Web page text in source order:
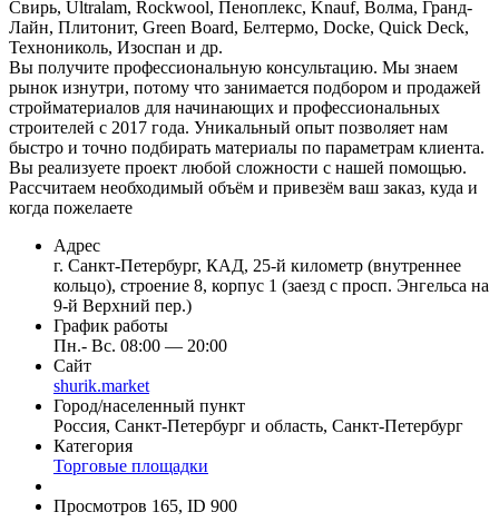
Свирь, Ultralam, Rockwool, Пеноплекс, Knauf, Волма, Гранд-
Лайн, Плитонит, Green Board, Белтермо, Docke, Quick Deck,
Технониколь, Изоспан и др.
Вы получите профессиональную консультацию. Мы знаем
рынок изнутри, потому что занимается подбором и продажей
стройматериалов для начинающих и профессиональных
строителей с 2017 года. Уникальный опыт позволяет нам
быстро и точно подбирать материалы по параметрам клиента.
Вы реализуете проект любой сложности с нашей помощью.
Рассчитаем необходимый объём и привезём ваш заказ, куда и
когда пожелаете
Адрес
г. Санкт-Петербург, КАД, 25-й километр (внутреннее
кольцо), строение 8, корпус 1 (заезд с просп. Энгельса на
9-й Верхний пер.)
График работы
Пн.- Вс. 08:00 — 20:00
Сайт
shurik.market
Город/населенный пункт
Россия, Санкт-Петербург и область, Санкт-Петербург
Категория
Торговые площадки
Просмотров 165, ID 900